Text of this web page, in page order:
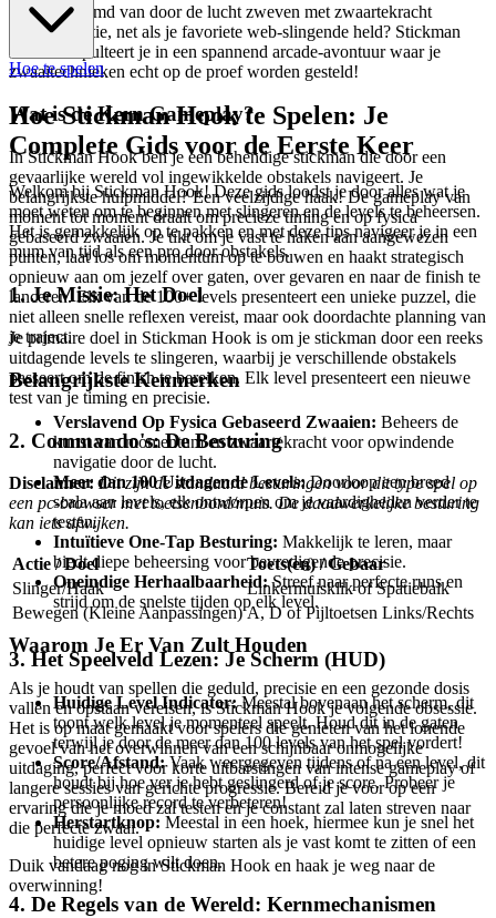
Ooit gedroomd van door de lucht zweven met zwaartekracht
tartende gratie, net als je favoriete web-slingende held? Stickman
Hook katapulteert je in een spannend arcade-avontuur waar je
zwaaitechnieken echt op de proef worden gesteld!
Wat is de Kern Gameplay?
In Stickman Hook ben je een behendige stickman die door een
gevaarlijke wereld vol ingewikkelde obstakels navigeert. Je
belangrijkste hulpmiddel? Een veelzijdige haak! De gameplay van
moment tot moment draait om precieze timing en op fysica
gebaseerd zwaaien. Je tikt om je vast te haken aan aangewezen
punten, laat los om momentum op te bouwen en haakt strategisch
opnieuw aan om jezelf over gaten, over gevaren en naar de finish te
lanceren. Elk van de 100+ levels presenteert een unieke puzzel, die
niet alleen snelle reflexen vereist, maar ook doordachte planning van
je traject.
Belangrijkste Kenmerken
Verslavend Op Fysica Gebaseerd Zwaaien: Beheers de
kunst van momentum en zwaartekracht voor opwindende
navigatie door de lucht.
Meer dan 100 Uitdagende Levels:Doorloop een breed
scala aan levels, elk ontworpen om je vaardigheden verder te
testen.
Intuïtieve One-Tap Besturing: Makkelijk te leren, maar
biedt diepe beheersing voor bevredigende precisie.
Oneindige Herhaalbaarheid:Streef naar perfecte runs en
strijd om de snelste tijden op elk level.
Waarom Je Er Van Zult Houden
Als je houdt van spellen die geduld, precisie en een gezonde dosis
vallen en opstaan vereisen, is Stickman Hook je volgende obsessie.
Het is op maat gemaakt voor spelers die genieten van het lonende
gevoel van het overwinnen van een schijnbaar onmogelijke
uitdaging, perfect voor korte uitbarstingen van intense gameplay of
langere sessies van gerichte progressie. Bereid je voor op een
ervaring die je moed zal testen en je constant zal laten streven naar
die perfecte zwaai.
Duik vandaag nog in Stickman Hook en haak je weg naar de
overwinning!
Hoe te spelen
Hoe Stickman Hook te Spelen: Je
Complete Gids voor de Eerste Keer
Welkom bij Stickman Hook! Deze gids loodst je door alles wat je
moet weten om te beginnen met slingeren en de levels te beheersen.
Het is gemakkelijk op te pakken en met deze tips navigeer je in een
mum van tijd als een pro door obstakels.
1. Je Missie: Het Doel
Je primaire doel in Stickman Hook is om je stickman door een reeks
uitdagende levels te slingeren, waarbij je verschillende obstakels
passeert om de finish te bereiken. Elk level presenteert een nieuwe
test van je timing en precisie.
2. Commando's: De Besturing
Disclaimer: Dit zijn de standaard besturingen voor dit type spel op
een pc-browser met toetsenbord/muis. De daadwerkelijke besturing
kan iets afwijken.
Actie / Doel
Toets(en) / Gebaar
Slinger/Haak
Linkermuisklik of Spatiebalk
Bewegen (Kleine Aanpassingen) A, D of Pijltoetsen Links/Rechts
3. Het Speelveld Lezen: Je Scherm (HUD)
Huidige Level Indicator:Meestal bovenaan het scherm, dit
toont welk level je momenteel speelt. Houd dit in de gaten
terwijl je door de meer dan 100 levels van het spel vordert!
Score/Afstand:Vaak weergegeven tijdens of na een level, dit
houdt bij hoe ver je hebt geslingerd of je score. Probeer je
persoonlijke record te verbeteren!
Herstartknop: Meestal in een hoek, hiermee kun je snel het
huidige level opnieuw starten als je vast komt te zitten of een
betere poging wilt doen.
4. De Regels van de Wereld: Kernmechanismen